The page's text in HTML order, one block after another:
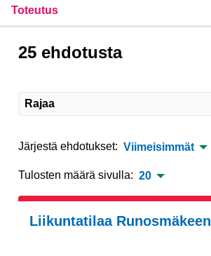
Toteutus
25 ehdotusta
Rajaa
Järjestä ehdotukset: Viimeisimmät
Tulosten määrä sivulla: 20
Liikuntatilaa Runosmäkeen